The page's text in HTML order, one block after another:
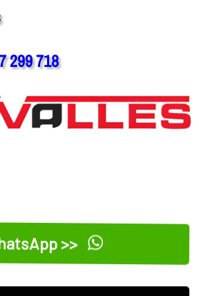
299 718
>>